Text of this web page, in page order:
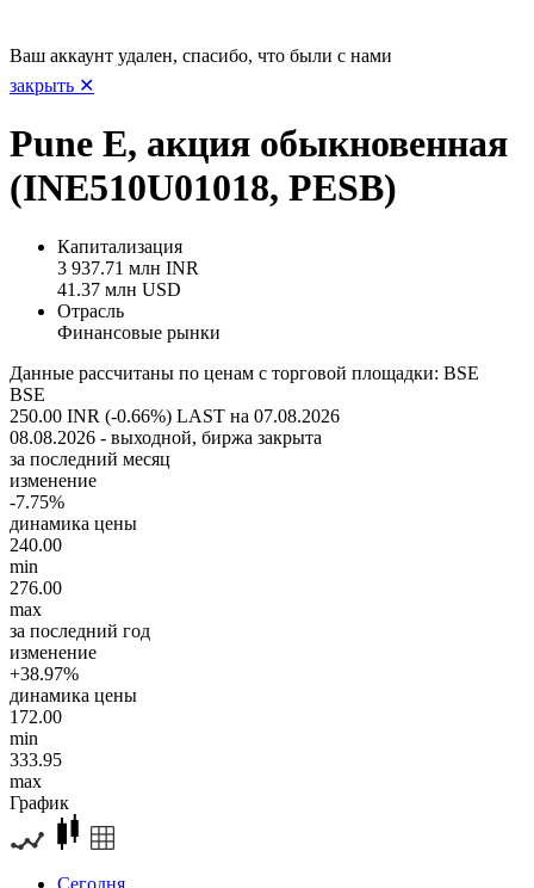
Ваш аккаунт удален, спасибо, что были с нами
закрыть ✕
Pune E, акция обыкновенная
(INE510U01018, PESB)
Капитализация
3 937.71 млн INR
41.37 млн USD
Отрасль
Финансовые рынки
Данные рассчитаны по ценам с торговой площадки: BSE
BSE
250.00 INR (-0.66%) LAST на 07.08.2026
08.08.2026 - выходной, биржа закрыта
за последний месяц
изменение
-7.75%
динамика цены
240.00
min
276.00
max
за последний год
изменение
+38.97%
динамика цены
172.00
min
333.95
max
График
Сегодня